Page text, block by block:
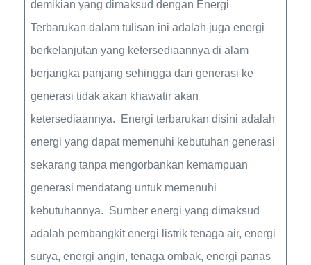
demikian yang dimaksud dengan Energi
Terbarukan dalam tulisan ini adalah juga energi
berkelanjutan yang ketersediaannya di alam
berjangka panjang sehingga dari generasi ke
generasi tidak akan khawatir akan
ketersediaannya. Energi terbarukan disini adalah
energi yang dapat memenuhi kebutuhan generasi
sekarang tanpa mengorbankan kemampuan
generasi mendatang untuk memenuhi
kebutuhannya. Sumber energi yang dimaksud
adalah pembangkit energi listrik tenaga air, energi
surya, energi angin, tenaga ombak, energi panas